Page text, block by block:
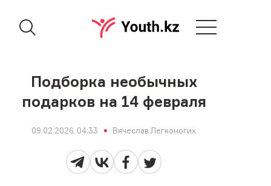
Подборка необычных
подарков на 14 февраля
09.02.2026, 04:33 Вячеслав Легконогих